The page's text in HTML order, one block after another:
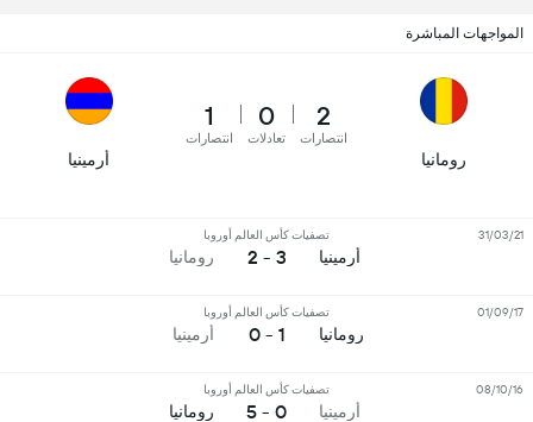
المواجهات المباشرة
رومانيا
2
انتصارات
0
تعادلات
1
انتصارات
أرمينيا
أرمينيا
تصفيات كأس العالم أوروبا
3 - 2 رومانيا
31/03/21
رومانيا
تصفيات كأس العالم أوروبا
1 - 0 أرمينيا
01/09/17
أرمينيا
تصفيات كأس العالم أوروبا
0 - 5 رومانيا
08/10/16